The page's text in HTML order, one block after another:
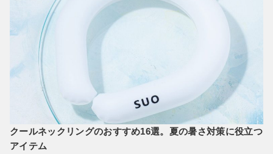
クールネックリングのおすすめ16選。夏の暑さ対策に役立つ
アイテム